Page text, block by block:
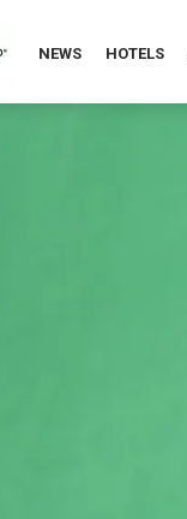
NEWS HOTELS